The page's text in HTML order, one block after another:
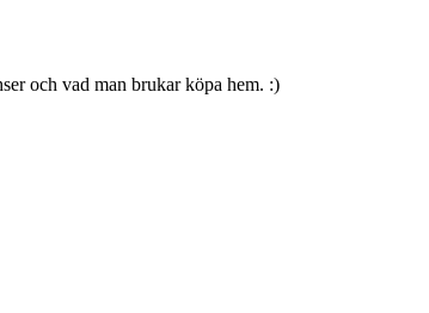
och vad man brukar köpa hem. :)